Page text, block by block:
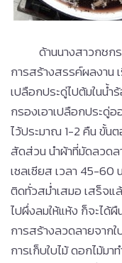
ด้านนางสาวกชก
การสร้างสรรค์ผลงาน
เปลือกประดู่ไปต้มในน้
กรองเอาเปลือกประดู่
ไว้ประมาณ 1-2 คืน ขั้น
สัดส่วน นำผ้าที่มัดลวด
เซลเซียส เวลา 45-60
ติดทั่วสม่ำเสมอ เสร็จแ
ไปผึ่งลมให้แห้ง ก็จะได้
การสร้างลวดลายจาก
การเก็บใบไม้ ดอกไม้มา